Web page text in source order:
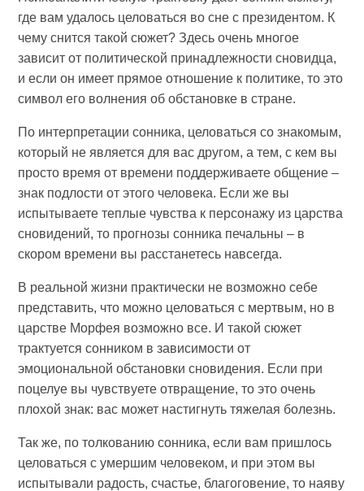
где вам удалось целоваться во сне с президентом. К
чему снится такой сюжет? Здесь очень многое
зависит от политической принадлежности сновидца,
и если он имеет прямое отношение к политике, то это
символ его волнения об обстановке в стране.
По интерпретации сонника, целоваться со знакомым,
который не является для вас другом, а тем, с кем вы
просто время от времени поддерживаете общение –
знак подлости от этого человека. Если же вы
испытываете теплые чувства к персонажу из царства
сновидений, то прогнозы сонника печальны – в
скором времени вы расстанетесь навсегда.
В реальной жизни практически не возможно себе
представить, что можно целоваться с мертвым, но в
царстве Морфея возможно все. И такой сюжет
трактуется сонником в зависимости от
эмоциональной обстановки сновидения. Если при
поцелуе вы чувствуете отвращение, то это очень
плохой знак: вас может настигнуть тяжелая болезнь.
Так же, по толкованию сонника, если вам пришлось
целоваться с умершим человеком, и при этом вы
испытывали радость, счастье, благоговение, то наяву